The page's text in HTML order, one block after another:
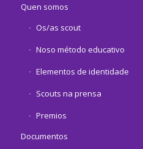
Quen somos
Os/as scout
Noso método educativo
Elementos de identidade
Scouts na prensa
Premios
Documentos